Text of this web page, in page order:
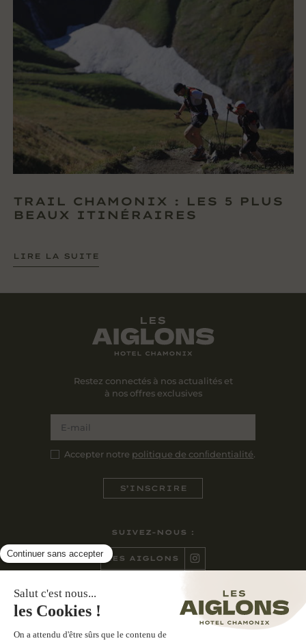
TRAIL CHAMONIX : LES 5 PLUS
BEAUX ITINÉRAIRES
LIRE LA SUITE
SUIVEZ-NOUS :
LES AIGLONS
Restez connectés à nos actualités et
à nos offres exclusives
Accepter notre politique de conﬁdentialité.
CONTACTEZ-NOUS :
270 AVENUE DE COURMAYEUR